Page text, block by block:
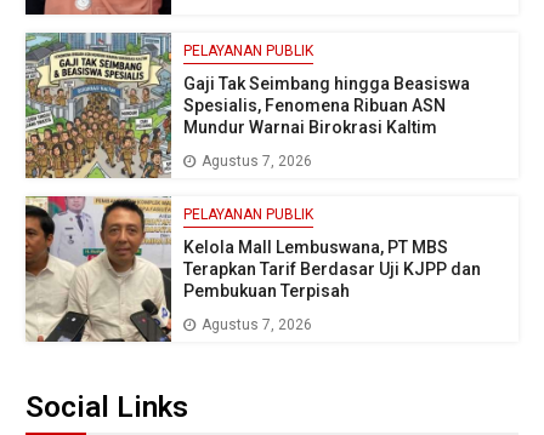
PELAYANAN PUBLIK
Gaji Tak Seimbang hingga Beasiswa
Spesialis, Fenomena Ribuan ASN
Mundur Warnai Birokrasi Kaltim
Agustus 7, 2026
PELAYANAN PUBLIK
Kelola Mall Lembuswana, PT MBS
Terapkan Tarif Berdasar Uji KJPP dan
Pembukuan Terpisah
Agustus 7, 2026
Social Links